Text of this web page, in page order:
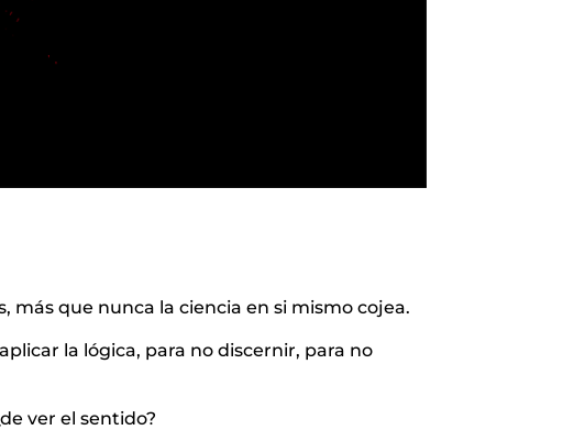
más que nunca la ciencia en si mismo cojea.
la lógica, para no discernir, para no
ver el sentido?